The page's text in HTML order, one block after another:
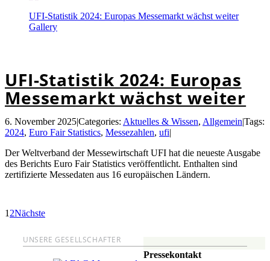
UFI-Statistik 2024: Europas Messemarkt wächst weiter
Gallery
UFI-Statistik 2024: Europas
Messemarkt wächst weiter
6. November 2025|Categories: Aktuelles & Wissen, Allgemein|Tags:
2024, Euro Fair Statistics, Messezahlen, ufi|
Der Weltverband der Messewirtschaft UFI hat die neueste Ausgabe
des Berichts Euro Fair Statistics veröffentlicht. Enthalten sind
zertifizierte Messedaten aus 16 europäischen Ländern.
1 2Nächste
Pressekontakt
UNSERE GESELLSCHAFTER